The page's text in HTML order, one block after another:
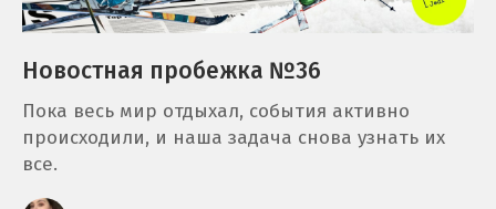
Новостная пробежка №36
Пока весь мир отдыхал, события активно
происходили, и наша задача снова узнать их
все.